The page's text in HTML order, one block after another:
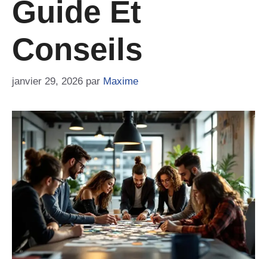
Guide Et
Conseils
janvier 29, 2026 par Maxime